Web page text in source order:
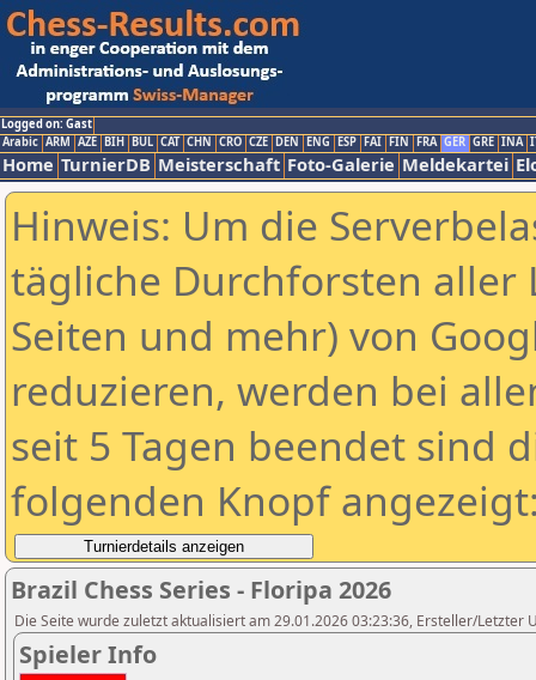
Logged on: Gast
Arabic ARM AZE BIH BUL CAT CHN CRO CZE DEN ENG ESP FAI FIN FRA GER GRE INA
Home TurnierDB Meisterschaft Foto-Galerie Meldekartei
Hinweis: Um die
tägliche Durchforsten aller
Seiten und mehr) von
reduzieren, werden bei
seit 5 Tagen beendet sind
folgenden Knopf
Brazil Chess Series - Floripa 2026
Die Seite wurde zuletzt aktualisiert am 29.01.2026 03:23:36, Ersteller/Letzter
Spieler Info